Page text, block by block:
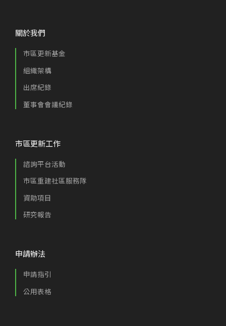
關於我們
市區更新基金
組織架構
出席紀錄
董事會會議紀錄
市區更新工作
諮詢平台活動
市區重建社區服務隊
資助項目
研究報告
申請辦法
申請指引
公用表格